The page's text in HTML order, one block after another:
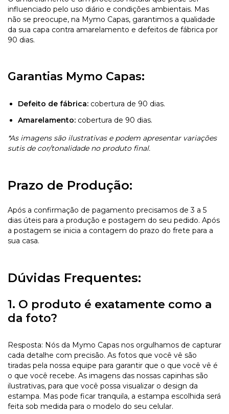
influenciado pelo uso diário e condições ambientais. Mas
não se preocupe, na Mymo Capas, garantimos a qualidade
da sua capa contra amarelamento e defeitos de fábrica por
90 dias.
Garantias Mymo Capas:
Defeito de fábrica: cobertura de 90 dias.
Amarelamento: cobertura de 90 dias.
*As imagens são ilustrativas e podem apresentar variações
sutis de cor/tonalidade no produto final.
Prazo de Produção:
Após a confirmação de pagamento precisamos de 3 a 5
dias úteis para a produção e postagem do seu pedido. Após
a postagem se inicia a contagem do prazo do frete para a
sua casa.
Dúvidas Frequentes:
1. O produto é exatamente como a
da foto?
Resposta: Nós da Mymo Capas nos orgulhamos de capturar
cada detalhe com precisão. As fotos que você vê são
tiradas pela nossa equipe para garantir que o que você vê é
o que você recebe. As imagens das nossas capinhas são
ilustrativas, para que você possa visualizar o design da
estampa. Mas pode ficar tranquila, a estampa escolhida será
feita sob medida para o modelo do seu celular.